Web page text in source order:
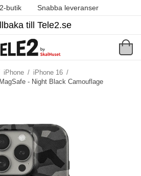
butik Snabba leveranser
till Tele2.se
iPhone / iPhone 16 /
- Night Black Camouflage